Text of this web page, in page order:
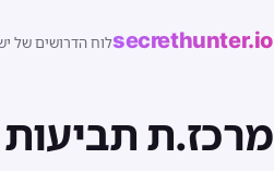
secrethunter.ioלוח הדרושים של
מרכז.ת תביעות